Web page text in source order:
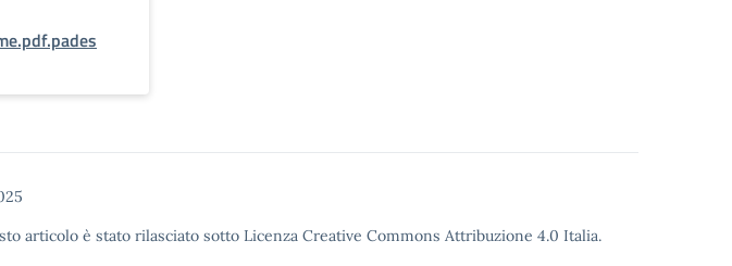
articolo è stato rilasciato sotto Licenza Creative Commons Attribuzione 4.0 Italia.